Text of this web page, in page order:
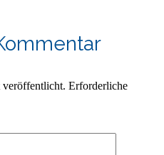
Erforderliche